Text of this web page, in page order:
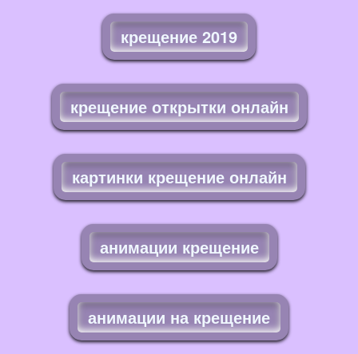
крещение 2019
крещение открытки онлайн
картинки крещение онлайн
анимации крещение
анимации на крещение